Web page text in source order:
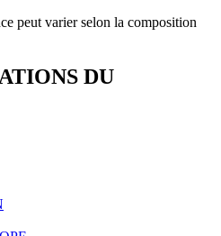
peut varier selon la composition
DU